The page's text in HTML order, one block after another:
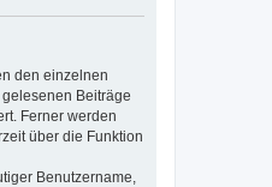
den einzelnen
Beiträge
Ferner werden
über die Funktion
Benutzername,